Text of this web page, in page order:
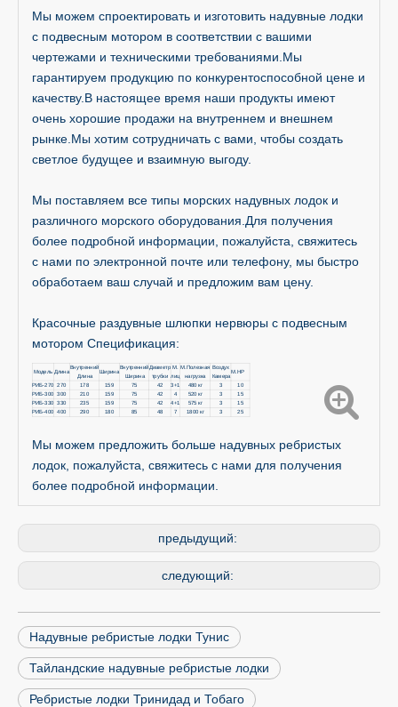
Мы можем спроектировать и изготовить надувные лодки
с подвесным мотором в соответствии с вашими
чертежами и техническими требованиями.Мы
гарантируем продукцию по конкурентоспособной цене и
качеству.В настоящее время наши продукты имеют
очень хорошие продажи на внутреннем и внешнем
рынке.Мы хотим сотрудничать с вами, чтобы создать
светлое будущее и взаимную выгоду.
Мы поставляем все типы морских надувных лодок и
различного морского оборудования.Для получения
более подробной информации, пожалуйста, свяжитесь
с нами по электронной почте или телефону, мы быстро
обработаем ваш случай и предложим вам цену.
Красочные раздувные шлюпки нервюры с подвесным
мотором Спецификация:
Модель Длина
Внутренний
Длина
Ширина
Внутренний
Ширина
Диаметр
трубки
М.
лиц
М.Полезная
нагрузка
Воздух
Камера
M.HP
РИБ-270 270 178 159 75 42 3+1 480 кг 3
10
РИБ-300
300 210 159 75 42 4 520 кг 3
15
РИБ-330
330 235 159 75 42 4+1 575 кг 3
15
РИБ-400
400 290 180 85 48 7 1800 кг 3 25
Мы можем предложить больше надувных ребристых
лодок, пожалуйста, свяжитесь с нами для получения
более подробной информации.
предыдущий:
следующий:
Надувные ребристые лодки Тунис
Тайландские надувные ребристые лодки
Ребристые лодки Тринидад и Тобаго